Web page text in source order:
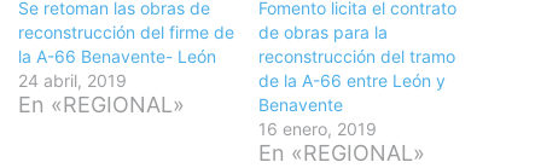
Se retoman las obras de
reconstrucción del firme de
la A-66 Benavente- León
24 abril, 2019
En «REGIONAL»
Fomento licita el contrato
de obras para la
reconstrucción del tramo
de la A-66 entre León y
Benavente
16 enero, 2019
En «REGIONAL»